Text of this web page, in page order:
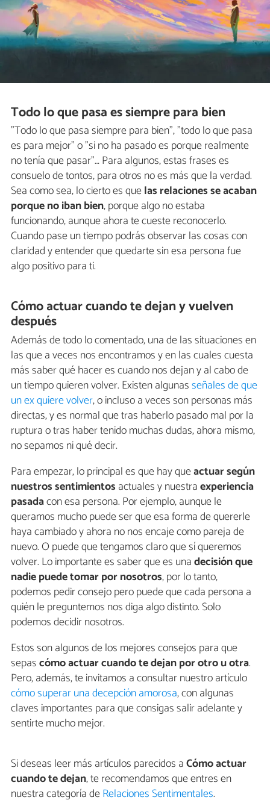
Todo lo que pasa es siempre para bien
"Todo lo que pasa siempre para bien", "todo lo que pasa
es para mejor" o "si no ha pasado es porque realmente
no tenía que pasar”… Para algunos, estas frases es
consuelo de tontos, para otros no es más que la verdad.
Sea como sea, lo cierto es quelas relaciones se acaban
porque no iban bien, porque algo no estaba
funcionando, aunque ahora te cueste reconocerlo.
Cuando pase un tiempo podrás observar las cosas con
claridad y entender que quedarte sin esa persona fue
algo positivo para ti.
Cómo actuar cuando te dejan y vuelven
después
Además de todo lo comentado, una de las situaciones en
las que a veces nos encontramos y en las cuales cuesta
más saber qué hacer es cuando nos dejan y al cabo de
un tiempo quieren volver. Existen algunasseñales de que
un ex quiere volver, o incluso a veces son personas más
directas, y es normal que tras haberlo pasado mal por la
ruptura o tras haber tenido muchas dudas, ahora mismo,
no sepamos ni qué decir.
Para empezar, lo principal es que hay queactuar según
nuestros sentimientos actuales y nuestraexperiencia
pasadacon esa persona. Por ejemplo, aunque le
queramos mucho puede ser que esa forma de quererle
haya cambiado y ahora no nos encaje como pareja de
nuevo. O puede que tengamos claro que sí queremos
volver. Lo importante es saber que es unadecisión que
nadie puede tomar por nosotros, por lo tanto,
podemos pedir consejo pero puede que cada persona a
quién le preguntemos nos diga algo distinto. Solo
podemos decidir nosotros.
Estos son algunos de los mejores consejos para que
sepascómo actuar cuando te dejan por otro u otra.
Pero, además, te invitamos a consultar nuestro artículo
cómo superar una decepción amorosa, con algunas
claves importantes para que consigas salir adelante y
sentirte mucho mejor.
Si deseas leer más artículos parecidos aCómo actuar
cuando te dejan, te recomendamos que entres en
nuestra categoría deRelaciones Sentimentales.